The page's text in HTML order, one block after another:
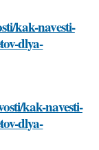
kak-navesti-
dlya-
kak-navesti-
dlya-